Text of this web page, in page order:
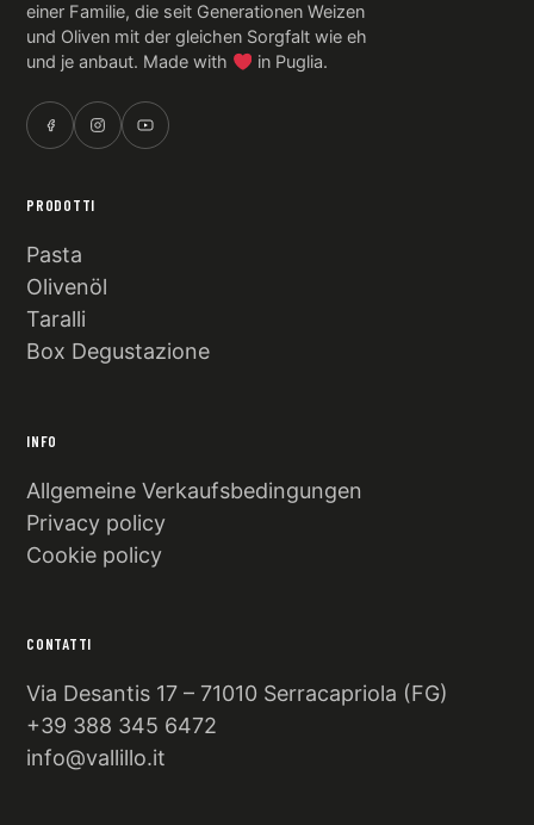
einer Familie, die seit Generationen Weizen
und Oliven mit der gleichen Sorgfalt wie eh
und je anbaut. Made with
in Puglia.
PRODOTTI
Pasta
Olivenöl
Taralli
Box Degustazione
INFO
Allgemeine Verkaufsbedingungen
Privacy policy
Cookie policy
CONTATTI
Via Desantis 17 – 71010 Serracapriola (FG)
+39 388 345 6472
info@vallillo.it